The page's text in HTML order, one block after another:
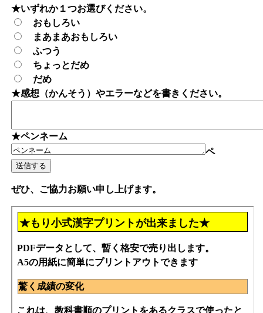
★いずれか１つお選びください。
おもしろい
まあまあおもしろい
ふつう
ちょっとだめ
だめ
★感想（かんそう）やエラーなどを書きください。
★ペンネーム
ペ
ぜひ、ご協力お願い申し上げます。